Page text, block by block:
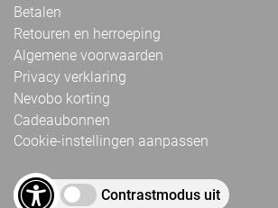
Betalen
Retouren en herroeping
Algemene voorwaarden
Privacy verklaring
Nevobo korting
Cadeaubonnen
Cookie-instellingen aanpassen
Contrastmodus uit